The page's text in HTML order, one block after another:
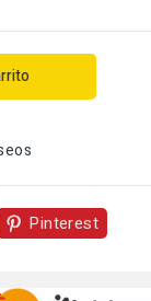
Pinterest